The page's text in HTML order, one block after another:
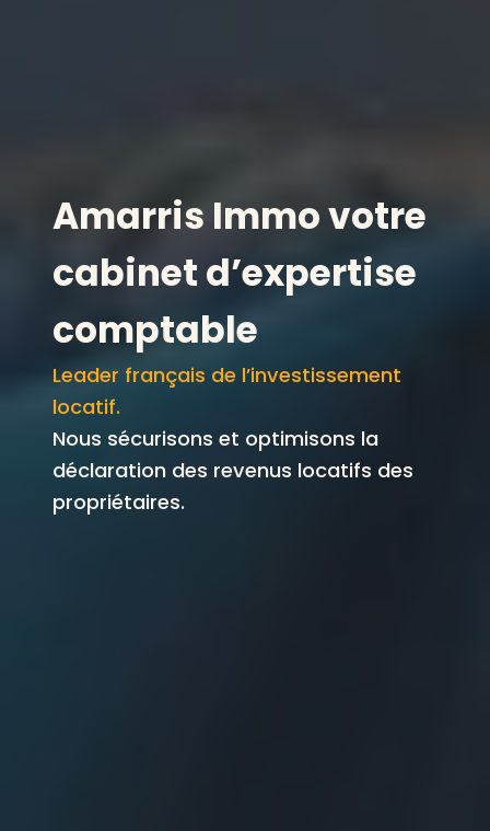
Amarris Immo votre
cabinet d’expertise
comptable
Leader français de l’investissement
locatif.
Nous sécurisons et optimisons la
déclaration des revenus locatifs des
propriétaires.